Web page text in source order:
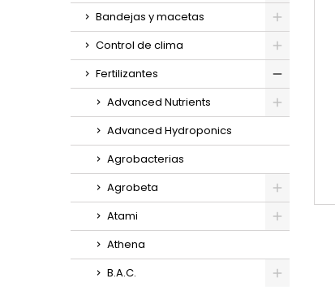
Bandejas y macetas
Control de clima
Fertilizantes
Advanced Nutrients
Advanced Hydroponics
Agrobacterias
Agrobeta
Atami
Athena
B.A.C.